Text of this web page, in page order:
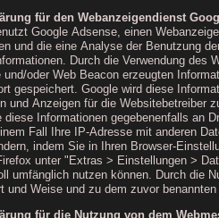
für den Webanzeigendienst
Google Adsense, einen
und die eine Analyse der Benutzung
Durch die Verwendung des
und/oder Web Beacon erzeugten
gespeichert. Google wird diese
und Anzeigen für die Websitebetreiber
diese Informationen gegebenenfalls an
Fall Ihre IP-Adresse mit anderen
indem Sie in Ihren Browser-
unter "Extras > Einstellungen >
umfänglich nutzen können. Durch die
und Weise und zu dem zuvor
für die Nutzung von dem